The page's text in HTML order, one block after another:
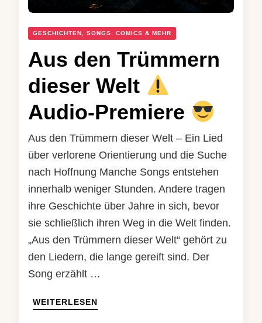
GESCHICHTEN, SONGS, COMICS & MEHR
Aus den Trümmern
dieser Welt
Audio-Premiere
Aus den Trümmern dieser Welt – Ein Lied
über verlorene Orientierung und die Suche
nach Hoffnung Manche Songs entstehen
innerhalb weniger Stunden. Andere tragen
ihre Geschichte über Jahre in sich, bevor
sie schließlich ihren Weg in die Welt finden.
„Aus den Trümmern dieser Welt“ gehört zu
den Liedern, die lange gereift sind. Der
Song erzählt …
WEITERLESEN